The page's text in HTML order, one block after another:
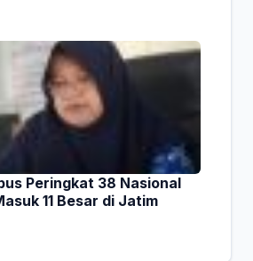
Peringkat 38 Nasional
11 Besar di Jatim